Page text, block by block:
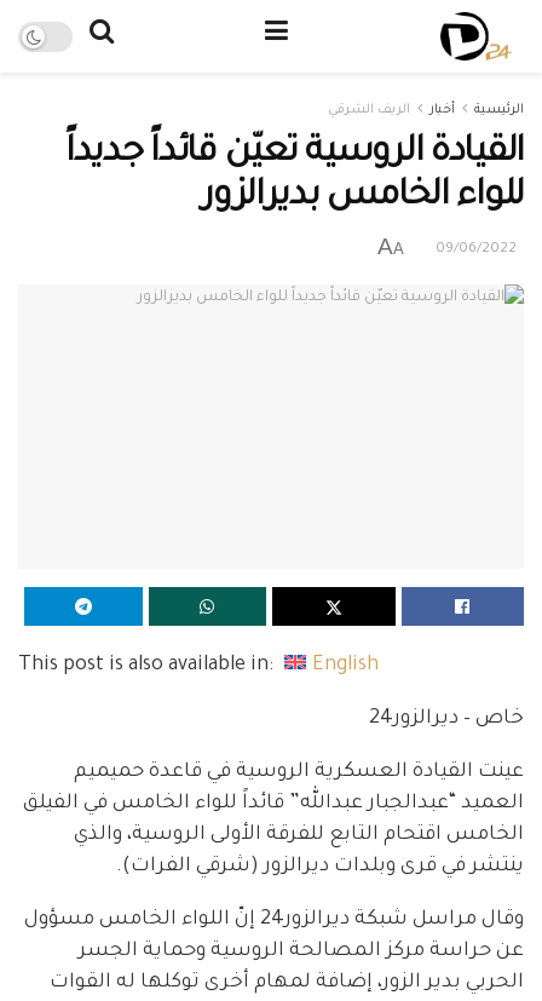
الرئيسية أخبار الريف الشرقي
القيادة الروسية تعيّن قائداً جديداً
للواء الخامس بديرالزور
09/06/2022
A
A
This post is also available in: English
خاص – ديرالزور24
عينت القيادة العسكرية الروسية في قاعدة حميميم
العميد “عبدالجبار عبدالله” قائداً للواء الخامس في الفيلق
الخامس اقتحام التابع للفرقة الأولى الروسية، والذي
ينتشر في قرى وبلدات ديرالزور (شرقي الفرات).
وقال مراسل شبكة ديرالزور24 إنّ اللواء الخامس مسؤول
عن حراسة مركز المصالحة الروسية وحماية الجسر
الحربي بدير الزور، إضافة لمهام أخرى توكلها له القوات